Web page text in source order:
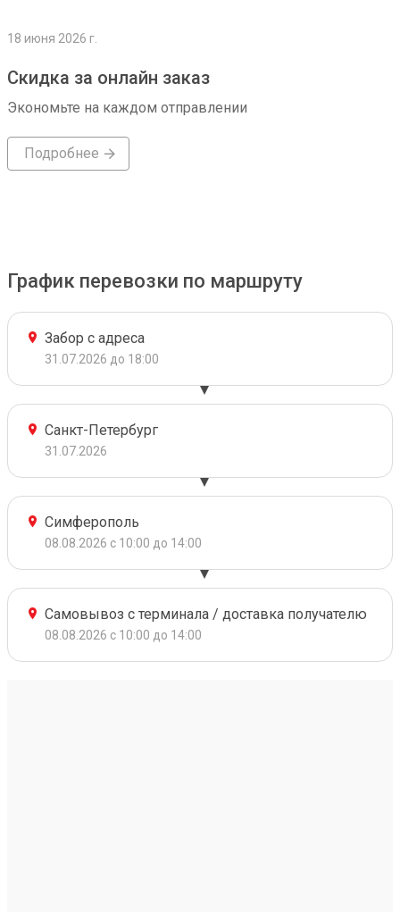
18 июня 2026 г.
Скидка за онлайн заказ
Экономьте на каждом отправлении
Подробнее
График перевозки по маршруту
Забор с адреса
31.07.2026 до 18:00
Санкт-Петербург
31.07.2026
Симферополь
08.08.2026 с 10:00 до 14:00
Самовывоз с терминала / доставка получателю
08.08.2026 с 10:00 до 14:00